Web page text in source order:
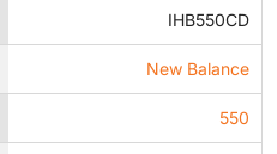
IHB550CD
New Balance
550